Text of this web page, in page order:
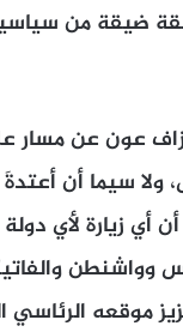
ضيقة من
عون عن مسار
سيما أن أعتدةَ
أي زيارة لأي
وواشنطن
موقعه الرئاسي